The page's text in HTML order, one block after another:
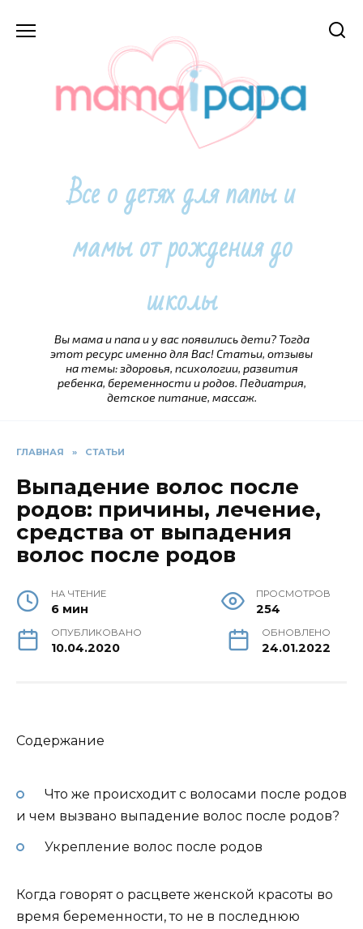
Все о детях для папы и
мамы от рождения до
школы
Вы мама и папа и у вас появились дети? Тогда
этот ресурс именно для Вас! Статьи, отзывы
на темы: здоровья, психологии, развития
ребенка, беременности и родов. Педиатрия,
детское питание, массаж.
ГЛАВНАЯ » СТАТЬИ
Выпадение волос после
родов: причины, лечение,
средства от выпадения
волос после родов
НА ЧТЕНИЕ
6 мин
ПРОСМОТРОВ
254
ОПУБЛИКОВАНО
10.04.2020
ОБНОВЛЕНО
24.01.2022
Содержание
Что же происходит с волосами после родов
и чем вызвано выпадение волос после родов?
Укрепление волос после родов
Когда говорят о расцвете женской красоты во
время беременности, то не в последнюю